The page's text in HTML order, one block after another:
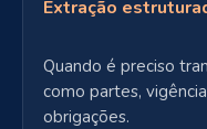
Extração
Quando é preciso
como partes,
obrigações.